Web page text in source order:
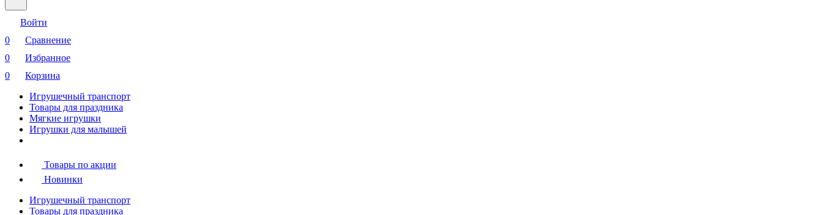
Войти
0
Сравнение
0
Избранное
0
Корзина
Игрушечный транспорт
Товары для праздника
Мягкие игрушки
Игрушки для малышей
Товары по акции
Новинки
Игрушечный транспорт
Товары для праздника